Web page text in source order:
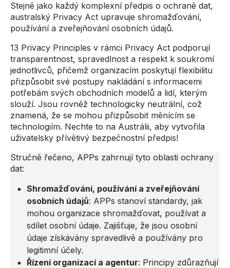
Stejně jako každý komplexní předpis o ochraně dat,
australský Privacy Act upravuje shromažďování,
používání a zveřejňování osobních údajů.
13 Privacy Principles v rámci Privacy Act podporují
transparentnost, spravedlnost a respekt k soukromí
jednotlivců, přičemž organizacím poskytují flexibilitu
přizpůsobit své postupy nakládání s informacemi
potřebám svých obchodních modelů a lidí, kterým
slouží. Jsou rovněž technologicky neutrální, což
znamená, že se mohou přizpůsobit měnícím se
technologiím. Nechte to na Austrálii, aby vytvořila
uživatelsky přívětivý bezpečnostní předpis!
Stručně řečeno, APPs zahrnují tyto oblasti ochrany
dat:
Shromažďování, používání a zveřejňování
osobních údajů: APPs stanoví standardy, jak
mohou organizace shromažďovat, používat a
sdílet osobní údaje. Zajišťuje, že jsou osobní
údaje získávány spravedlivě a používány pro
legitimní účely.
Řízení organizací a agentur: Principy zdůrazňují